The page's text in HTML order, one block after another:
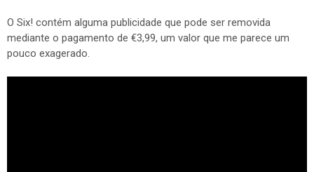
O Six! contém alguma publicidade que pode ser removida
mediante o pagamento de €3,99, um valor que me parece um
pouco exagerado.